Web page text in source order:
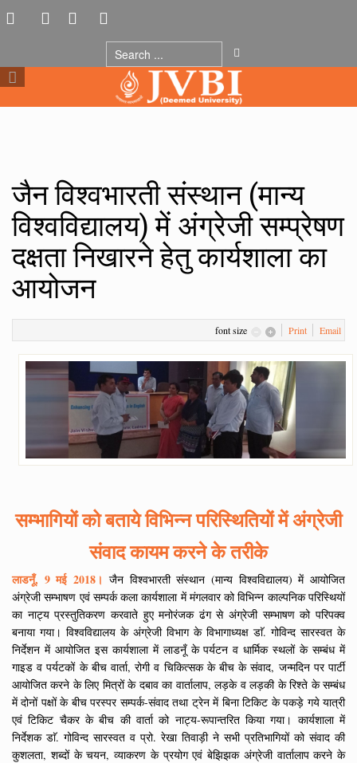
जैन विश्वभारती संस्थान (मान्य
विश्वविद्यालय) में अंग्रेजी सम्प्रेषण
दक्षता निखारने हेतु कार्यशाला का
आयोजन
font size Print Email
सम्भागियों को बताये विभिन्न परिस्थितियों में अंग्रेजी
संवाद कायम करने के तरीके
लाडनूँ, 9 मई 2018। जैन विश्वभारती संस्थान (मान्य विश्वविद्यालय) में आयोजित
अंग्रेजी सम्भाषण एवं सम्पर्क कला कार्यशाला में मंगलवार को विभिन्न काल्पनिक परिस्थियों
का नाट्य प्रस्तुतिकरण करवाते हुए मनोरंजक ढंग से अंग्रेजी सम्भाषण को परिपक्व
बनाया गया। विश्वविद्यालय के अंग्रेजी विभाग के विभागाध्यक्ष डाॅ. गोविन्द सारस्वत के
निर्देशन में आयोजित इस कार्यशाला में लाडनूँ के पर्यटन व धार्मिक स्थलों के सम्बंध में
गाइड व पर्यटकों के बीच वार्ता, रोगी व चिकित्सक के बीच के संवाद, जन्मदिन पर पार्टी
आयोजित करने के लिए मित्रों के दबाव का वार्तालाप, लड़के व लड़की के रिश्ते के सम्बंध
में दोनों पक्षों के बीच परस्पर सम्पर्क-संवाद तथा ट्रेन में बिना टिकिट के पकड़े गये यात्री
एवं टिकिट चैकर के बीच की वार्ता को नाट्य-रूपान्तरित किया गया। कार्यशाला में
निर्देशक डाॅ. गोविन्द सारस्वत व प्रो. रेखा तिवाड़ी ने सभी प्रतिभागियों को संवाद की
कुशलता, शब्दों के चयन, व्याकरण के प्रयोग एवं बेझिझक अंग्रेजी वार्तालाप करने के